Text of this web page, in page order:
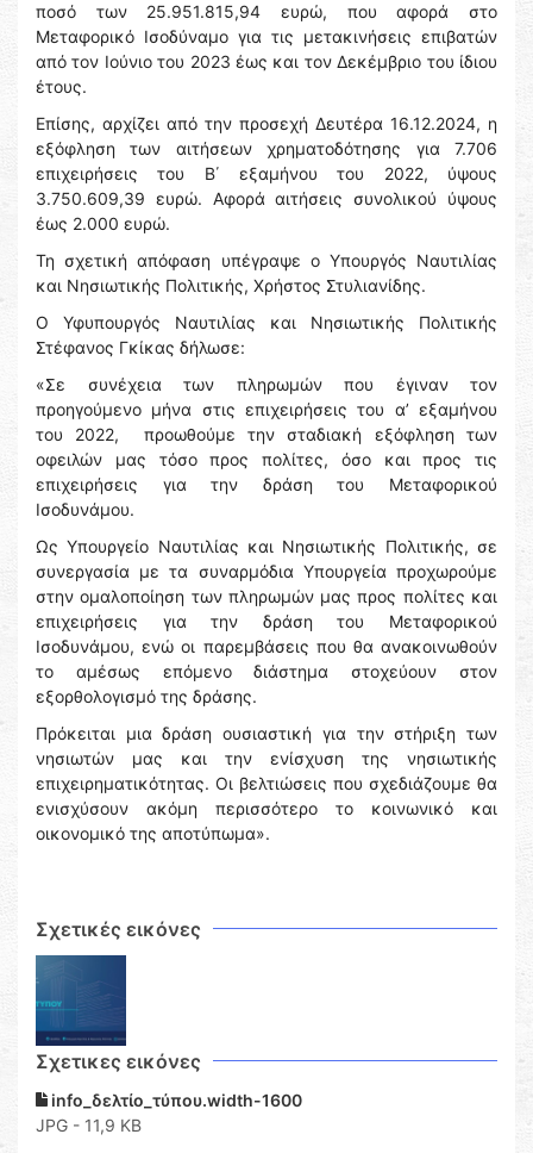
ποσό των 25.951.815,94 ευρώ, που αφορά στο
Μεταφορικό Ισοδύναμο για τις μετακινήσεις επιβατών
από τον Ιούνιο του 2023 έως και τον Δεκέμβριο του ίδιου
έτους.
Επίσης, αρχίζει από την προσεχή Δευτέρα 16.12.2024, η
εξόφληση των αιτήσεων χρηματοδότησης για 7.706
επιχειρήσεις του Β΄ εξαμήνου του 2022, ύψους
3.750.609,39 ευρώ. Αφορά αιτήσεις συνολικού ύψους
έως 2.000 ευρώ.
Τη σχετική απόφαση υπέγραψε ο Υπουργός Ναυτιλίας
και Νησιωτικής Πολιτικής, Χρήστος Στυλιανίδης.
Ο Υφυπουργός Ναυτιλίας και Νησιωτικής Πολιτικής
Στέφανος Γκίκας δήλωσε:
«Σε συνέχεια των πληρωμών που έγιναν τον
προηγούμενο μήνα στις επιχειρήσεις του α’ εξαμήνου
του 2022, προωθούμε την σταδιακή εξόφληση των
οφειλών μας τόσο προς πολίτες, όσο και προς τις
επιχειρήσεις για την δράση του Μεταφορικού
Ισοδυνάμου.
Ως Υπουργείο Ναυτιλίας και Νησιωτικής Πολιτικής, σε
συνεργασία με τα συναρμόδια Υπουργεία προχωρούμε
στην ομαλοποίηση των πληρωμών μας προς πολίτες και
επιχειρήσεις για την δράση του Μεταφορικού
Ισοδυνάμου, ενώ οι παρεμβάσεις που θα ανακοινωθούν
το αμέσως επόμενο διάστημα στοχεύουν στον
εξορθολογισμό της δράσης.
Πρόκειται μια δράση ουσιαστική για την στήριξη των
νησιωτών μας και την ενίσχυση της νησιωτικής
επιχειρηματικότητας. Οι βελτιώσεις που σχεδιάζουμε θα
ενισχύσουν ακόμη περισσότερο το κοινωνικό και
οικονομικό της αποτύπωμα».
Σχετικές εικόνες
Σχετικες εικόνες
info_δελτίο_τύπου.width-1600
JPG - 11,9 KB